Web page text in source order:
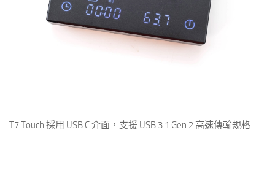
T7 Touch 採用 USB C 介面，支援 USB 3.1 Gen 2 高速傳輸規格